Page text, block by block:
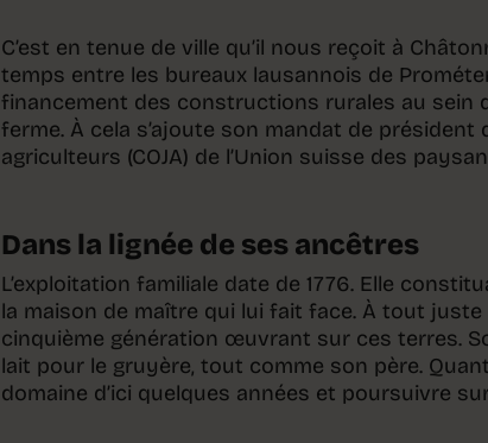
C’est en tenue de ville qu’il nous reçoit à
temps entre les bureaux lausannois de
financement des constructions rurales au sein
ferme. À cela s’ajoute son mandat de président
agriculteurs (COJA) de l’Union suisse des
Dans la lignée de ses ancêtres
L’exploitation familiale date de 1776. Elle
la maison de maître qui lui fait face. À tout juste
cinquième génération œuvrant sur ces terres.
lait pour le gruyère, tout comme son père.
domaine d’ici quelques années et poursuivre